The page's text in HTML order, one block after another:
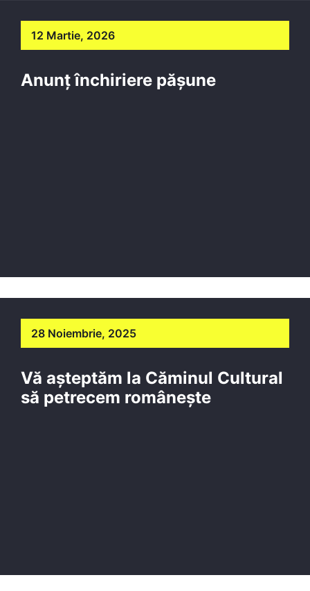
12 Martie, 2026
Anunț închiriere pășune
28 Noiembrie, 2025
Vă așteptăm la Căminul Cultural
să petrecem românește